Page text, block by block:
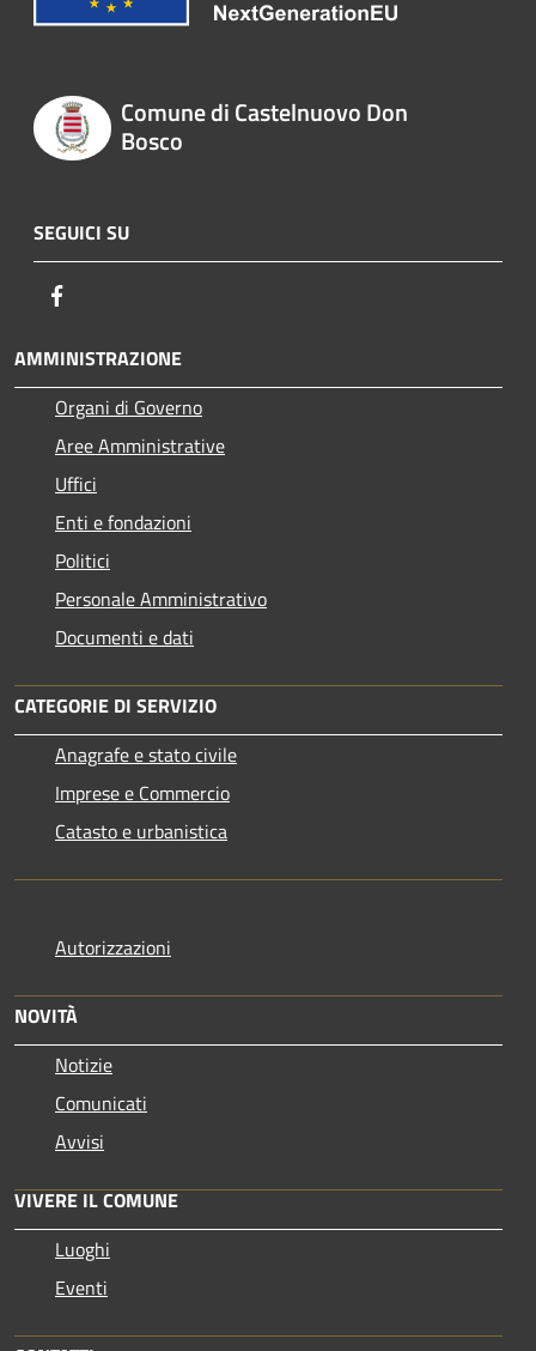
Comune di Castelnuovo Don
Bosco
SEGUICI SU
AMMINISTRAZIONE
Organi di Governo
Aree Amministrative
Uffici
Enti e fondazioni
Politici
Personale Amministrativo
Documenti e dati
CATEGORIE DI SERVIZIO
Anagrafe e stato civile
Imprese e Commercio
Catasto e urbanistica
Autorizzazioni
NOVITÀ
Notizie
Comunicati
Avvisi
VIVERE IL COMUNE
Luoghi
Eventi